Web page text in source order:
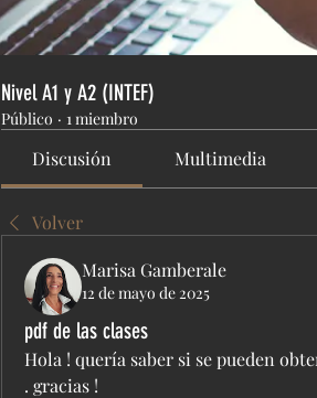
Nivel A1 y A2 (INTEF)
Público · 1 miembro
Discusión Multimedia
Volver
Marisa Gamberale
12 de mayo de 2025
pdf de las clases
Hola ! quería saber si se pueden
. gracias !